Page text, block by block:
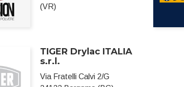
(VR)
TIGER Drylac ITALIA
s.r.l.
Via Fratelli Calvi 2/G